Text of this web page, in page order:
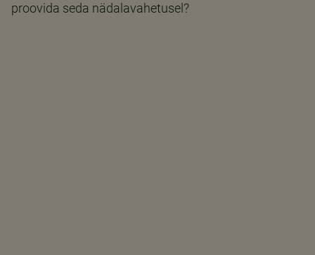
proovida seda nädalavahetusel?